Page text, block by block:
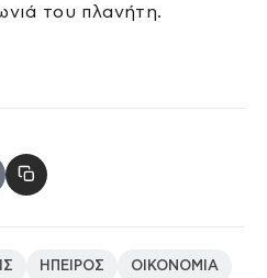
του πλανήτη.
ΗΠΕΙΡΟΣ ΟΙΚΟΝΟΜΙΑ